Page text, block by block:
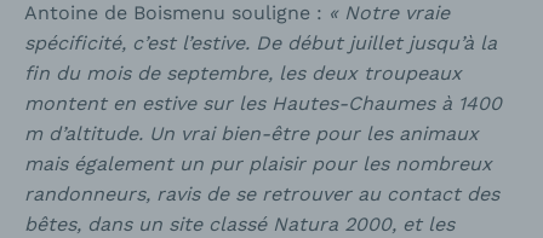
Antoine de Boismenu souligne : « Notre vraie
spécificité, c’est l’estive. De début juillet jusqu’à la
fin du mois de septembre, les deux troupeaux
montent en estive sur les Hautes-Chaumes à 1400
m d’altitude. Un vrai bien-être pour les animaux
mais également un pur plaisir pour les nombreux
randonneurs, ravis de se retrouver au contact des
bêtes, dans un site classé Natura 2000, et les